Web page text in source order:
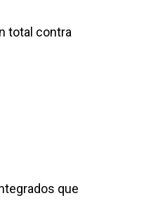
total contra
que